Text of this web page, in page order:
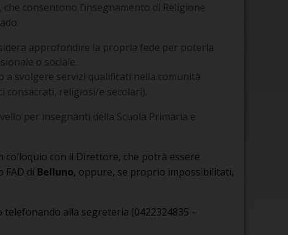
consentono l’insegnamento di Religione
approfondire la propria fede per poterla
o sociale.
svolgere servizi qualificati nella comunità
consacrati, religiosi/e secolari).
per insegnanti della Scuola Primaria e
colloquio con il Direttore, che potrà essere
FAD di Belluno, oppure, se proprio impossibilitati,
telefonando alla segreteria (0422324835 –